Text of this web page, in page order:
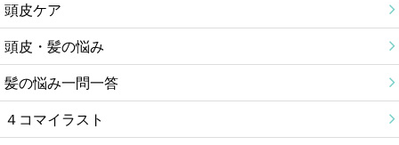
頭皮ケア
頭皮・髪の悩み
髪の悩み一問一答
４コマイラスト